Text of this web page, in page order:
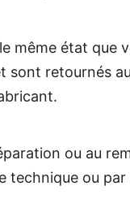
état que
sont retournés
ou au
technique ou par